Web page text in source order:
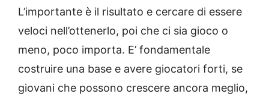
L’importante è il risultato e cercare di essere
veloci nell’ottenerlo, poi che ci sia gioco o
meno, poco importa. E’ fondamentale
costruire una base e avere giocatori forti, se
giovani che possono crescere ancora meglio,